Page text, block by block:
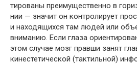
тированы преимущественно в
нии — значит он контролирует
и находящихся там людей или
вниманию. Если глаза
этом случае мозг правши занят
кинестетической (тактильной)